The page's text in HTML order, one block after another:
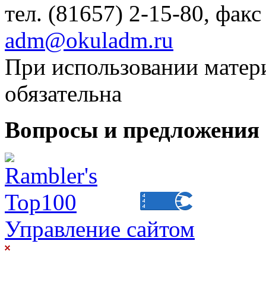
тел. (81657) 2-15-80,
adm@okuladm.ru
При использовании
обязательна
Вопросы и
Управление сайтом